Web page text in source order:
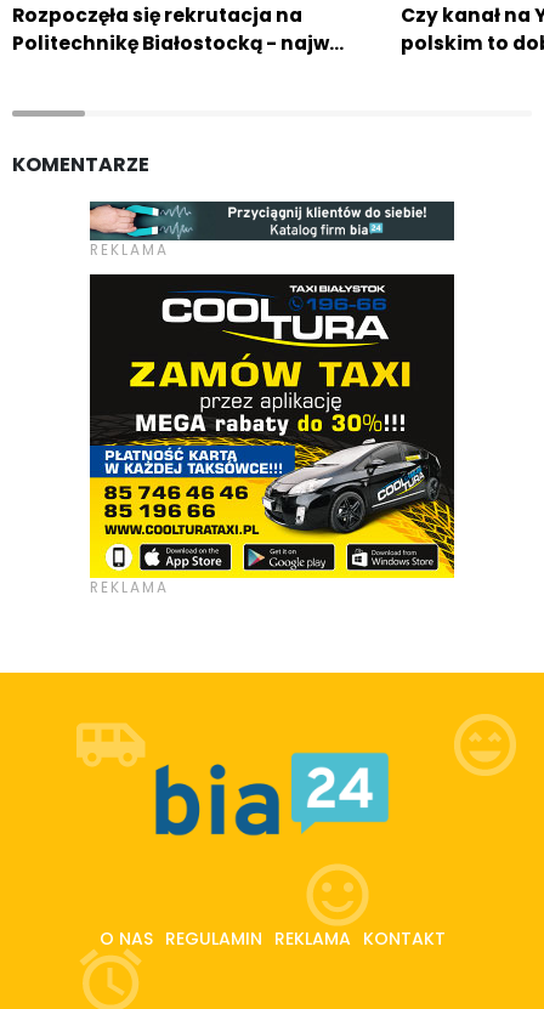
Rozpoczęła się rekrutacja na
Politechnikę Białostocką - najw…
Czy kanał na
polskim to
KOMENTARZE
O NAS REGULAMIN REKLAMA KONTAKT